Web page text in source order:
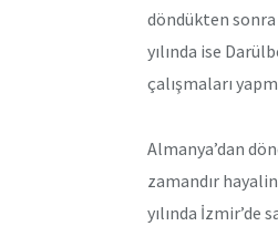
döndükten
yılında ise
çalışmaları
Almanya’dan
zamandır
yılında İzmir’de